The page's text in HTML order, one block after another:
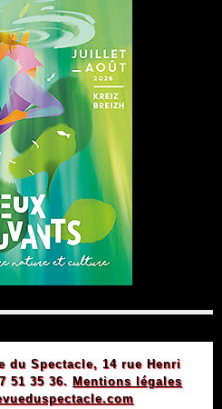
du Spectacle, 14 rue Henri
51 35 36. Mentions légales